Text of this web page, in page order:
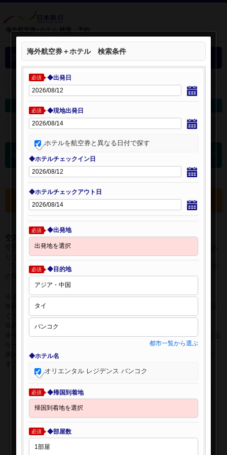
海外航空券+ホテル 検索・予約
選択中の海外航空券+ホテル
選択中の航空券・ホテルを開く：
海外航空券を変更
検索条件を開く：
海外航空券 検索結果
選択中の航空券・ホテルを確認する
空席表示について：
空席状況は常に変更しますので、現在の空席を保証するものではあ
りません。
「○」は過去24時間以内に十分な空席が確認できた商品です。 数字
の場合は、現時点で座席数が少ない商品です。
※表示金額はオンライン予約時の金額です。
※座席クラスはご利用区間毎に異なる場合があります。必ずご確認
ください。
※表示時間はすべて現地時間・24時間表示です。
※午前0時以降に出発する深夜便について、搭乗日をお間違えになる
例)4月8日00：30出発の場合、搭乗手続きは4月7日22:30が目安で
海外航空券＋ホテル 検索条件
必須 ◆出発日
必須 ◆現地出発日
ホテルを航空券と異なる日付で探す
◆ホテルチェックイン日
◆ホテルチェックアウト日
必須 ◆出発地
必須 ◆目的地
都市一覧から選ぶ
◆ホテル名
オリエンタル レジデンス バンコク
必須 ◆帰国到着地
必須 ◆部屋数